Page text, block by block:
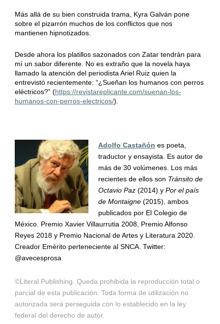
Más allá de su bien construida trama, Kyra Galván pone
sobre el pizarrón muchos de los conflictos que nos
mantienen hipnotizados.
Desde ahora los platillos sazonados con Zatar tendrán para
mí un sabor diferente. No es extraño que la novela haya
llamado la atención del periodista Ariel Ruiz quien la
entrevistó recientemente: “¿Sueñan los humanos con perros
eléctricos?” (https://revistareplicante.com/suenan-los-
humanos-con-perros-electricos/).
Adolfo Castañón es poeta,
traductor y ensayista. Es autor de
más de 30 volúmenes. Los más
recientes de ellos son Tránsito de
Octavio Paz(2014) y Por el país
de Montaigne(2015), ambos
publicados por El Colegio de
México. Premio Xavier Villaurrutia 2008, Premio Alfonso
Reyes 2018 y Premio Nacional de Artes y Literatura 2020.
Creador Emérito perteneciente al SNCA. Twitter:
@avecesprosa
©Literal Publishing. Queda prohibida la reproducción total o
parcial de esta publicación. Toda forma de utilización no
autorizada será perseguida con lo establecido en la ley
federal del derecho de autor.